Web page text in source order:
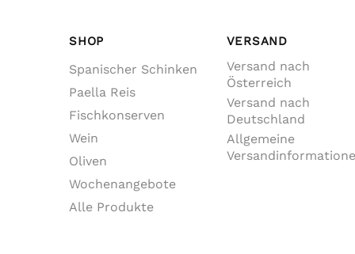
SHOP
Spanischer Schinken
Paella Reis
Fischkonserven
Wein
Oliven
Wochenangebote
Alle Produkte
VERSAND
Versand nach
Österreich
Versand nach
Deutschland
Allgemeine